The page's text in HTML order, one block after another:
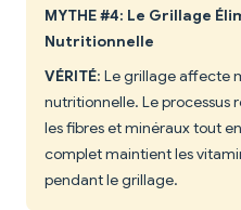
MYTHE #4: Le Grillage
Nutritionnelle
VÉRITÉ: Le grillage affecte
nutritionnelle. Le
les fibres et minéraux tout
complet maintient les
pendant le grillage.